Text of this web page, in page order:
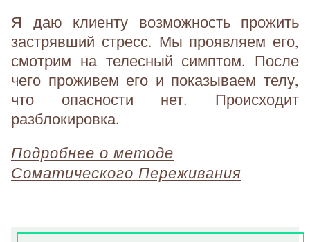
Я даю клиенту возможность прожить
застрявший стресс. Мы проявляем его,
смотрим на телесный симптом. После
чего проживем его и показываем телу,
что опасности нет. Происходит
разблокировка.
Подробнее о методе
Соматического Переживания